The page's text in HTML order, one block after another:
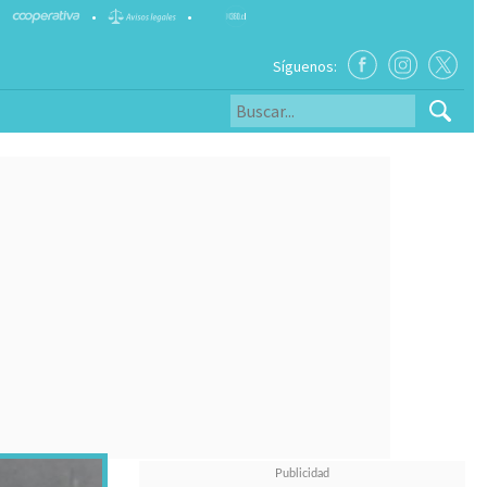
• •
Síguenos: